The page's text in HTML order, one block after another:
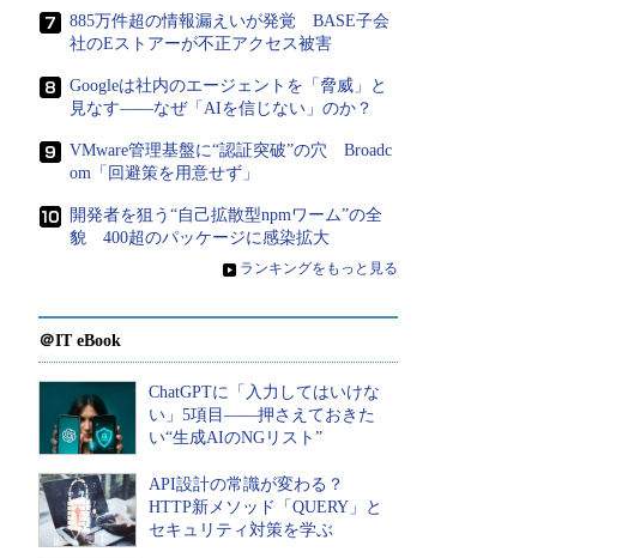
885万件超の情報漏えいが発覚 BASE子会
社のEストアーが不正アクセス被害
Googleは社内のエージェントを「脅威」と
見なす――なぜ「AIを信じない」のか？
VMware管理基盤に“認証突破”の穴 Broadc
om「回避策を用意せず」
開発者を狙う“自己拡散型npmワーム”の全
貌 400超のパッケージに感染拡大
» ランキングをもっと見る
＠IT eBook
ChatGPTに「入力してはいけな
い」5項目――押さえておきた
い“生成AIのNGリスト”
API設計の常識が変わる？
HTTP新メソッド「QUERY」と
セキュリティ対策を学ぶ